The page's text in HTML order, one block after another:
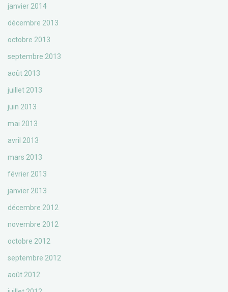
janvier 2014
décembre 2013
octobre 2013
septembre 2013
août 2013
juillet 2013
juin 2013
mai 2013
avril 2013
mars 2013
février 2013
janvier 2013
décembre 2012
novembre 2012
octobre 2012
septembre 2012
août 2012